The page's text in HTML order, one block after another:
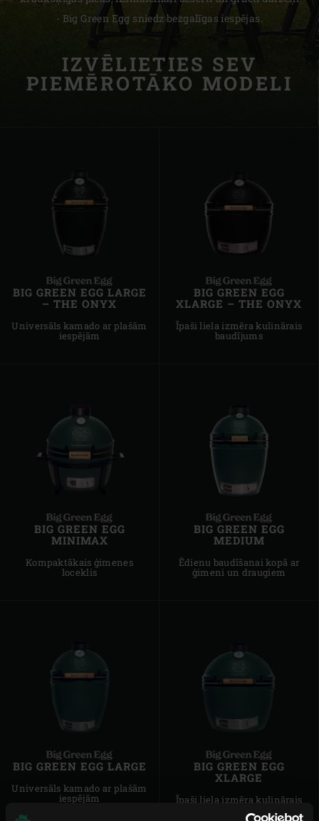
- Big Green Egg sniedz bezgalīgas iespējas.
IZVĒLIETIES SEV
PIEMĒROTĀKO MODELI
BIG GREEN EGG LARGE
– THE ONYX
Universāls kamado ar plašām
iespējām
BIG GREEN EGG
XLARGE – THE ONYX
Īpaši liela izmēra kulinārais
baudījums
BIG GREEN EGG
MINIMAX
Kompaktākais ģimenes
loceklis
BIG GREEN EGG
MEDIUM
Ēdienu baudīšanai kopā ar
ģimeni un draugiem
BIG GREEN EGG LARGE
Universāls kamado ar plašām
iespējām
BIG GREEN EGG
XLARGE
Īpaši liela izmēra kulinārais